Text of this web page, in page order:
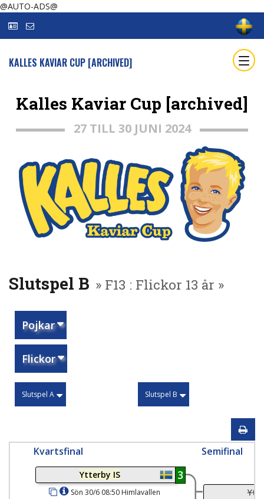
@AUTO-ADS@
KALLES KAVIAR CUP [ARCHIVED]
Kalles Kaviar Cup [archived]
27 TILL 30 JUNI 2024
Slutspel B » F13 : Flickor 13 år »
Pojkar
Flickor
Slutspel A Slutspel B
Kvartsfinal Semifinal
Ytterby IS 3
Sön 30/6 08:50 Himlavallen